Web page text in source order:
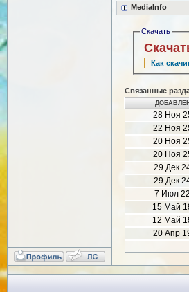
MediaInfo
Скачать
Как
Связанные
ДОБАВЛЕН
28 Ноя
22 Ноя
20 Ноя
20 Ноя
29 Дек
29 Дек
7 Июл 22
15 Май
12 Май
20 Апр